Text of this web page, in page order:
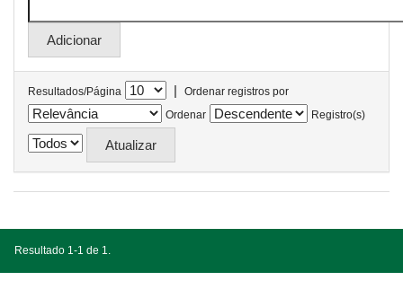
Resultados/Página |
Ordenar registros por
Ordenar
Registro(s)
Resultado 1-1 de 1.